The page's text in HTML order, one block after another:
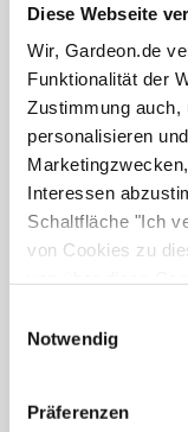
Diese Webseite
Wir, Gardeon.de
Funktionalität der
Zustimmung auch,
personalisieren
Interessen
Schaltfläche "Ich
von Cookies zu
Werbung in
auf anderen
Informationen zu
Notwendig
Präferenzen
und 2 Haken)